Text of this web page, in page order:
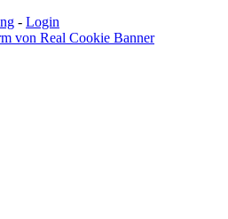
- Login
von Real Cookie Banner